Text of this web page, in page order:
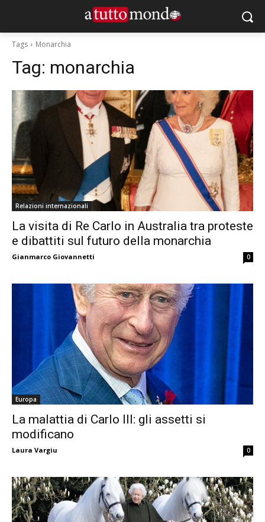
Tags Monarchia
Tag: monarchia
Relazioni internazionali
La visita di Re Carlo in Australia tra proteste
e dibattiti sul futuro della monarchia
Gianmarco Giovannetti 0
Europa
La malattia di Carlo III: gli assetti si
modificano
Laura Vargiu 0